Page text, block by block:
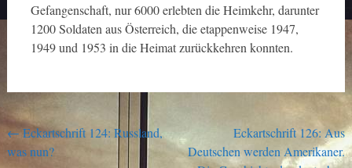
Gefangenschaft, nur 6000 erlebten die Heimkehr, darunter
1200 Soldaten aus Österreich, die etappenweise 1947,
1949 und 1953 in die Heimat zurückkehren konnten.
Post
navigation
←Eckartschrift 124: Russland,
was nun?
Eckartschrift 126: Aus
Deutschen werden Amerikaner.